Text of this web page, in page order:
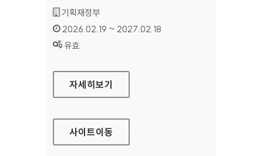
기관명 :
기획재정부
인증기간 :
2026.02.19 ~ 2027.02.18
상태 :
유효
보조금통합포털
자세히보기
사이트이동